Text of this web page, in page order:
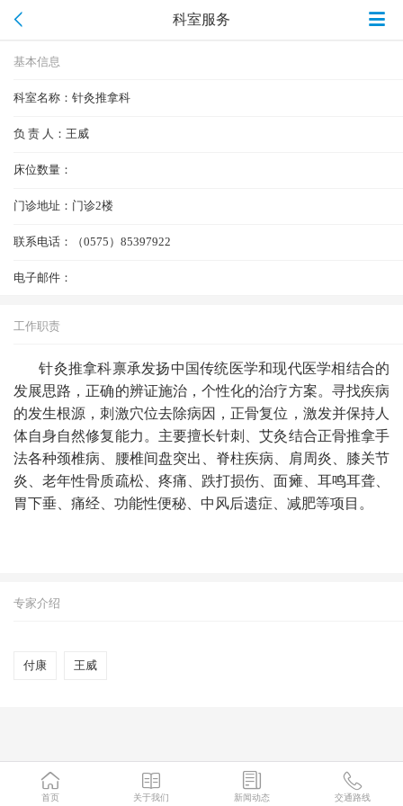
科室服务
基本信息
科室名称： 针灸推拿科
负 责 人： 王威
床位数量：
门诊地址： 门诊2楼
联系电话： （0575）85397922
电子邮件：
工作职责
针灸推拿科禀承发扬中国传统医学和现代医学相结合的
发展思路，正确的辨证施治，个性化的治疗方案。寻找疾病
的发生根源，刺激穴位去除病因，正骨复位，激发并保持人
体自身自然修复能力。主要擅长针刺、艾灸结合正骨推拿手
法各种颈椎病、腰椎间盘突出、脊柱疾病、肩周炎、膝关节
炎、老年性骨质疏松、疼痛、跌打损伤、面瘫、耳鸣耳聋、
胃下垂、痛经、功能性便秘、中风后遗症、减肥等项目。
专家介绍
付康 王威
首页 关于我们 新闻动态 交通路线